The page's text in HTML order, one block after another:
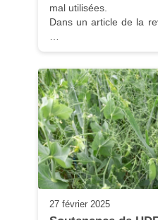
mal utilisées.
Dans un article de la
27 février 2025